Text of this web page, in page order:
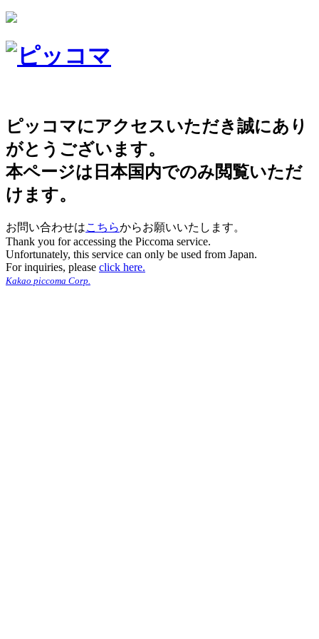
ピッコマにアクセスいただき誠にあり
がとうございます。
本ページは日本国内でのみ閲覧いただ
けます。
お問い合わせはこちらからお願いいたします。
Thank you for accessing the Piccoma service.
Unfortunately, this service can only be used from Japan.
For inquiries, please click here.
Kakao piccoma Corp.